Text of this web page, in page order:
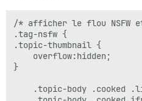
/* afficher le flou NSFW
.tag-nsfw {
.topic-thumbnail {
    overflow:hidden;
}